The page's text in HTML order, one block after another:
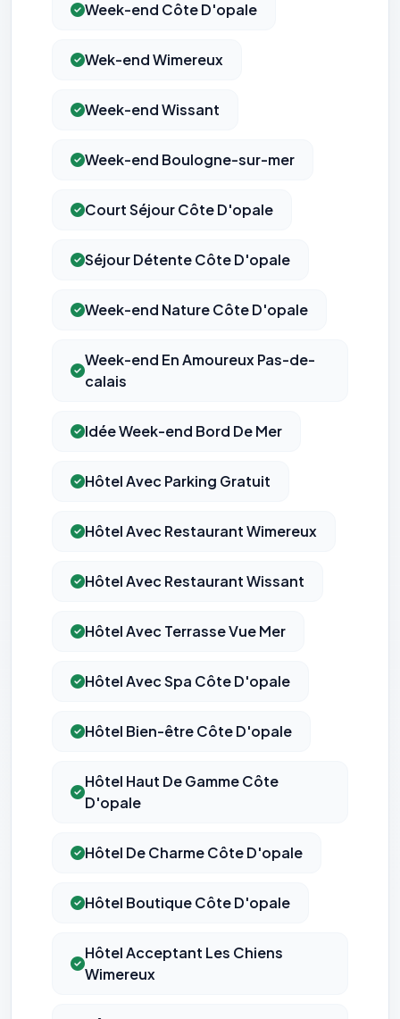
Week-end Côte D'opale
Wek-end Wimereux
Week-end Wissant
Week-end Boulogne-sur-mer
Court Séjour Côte D'opale
Séjour Détente Côte D'opale
Week-end Nature Côte D'opale
Week-end En Amoureux Pas-de-
calais
Idée Week-end Bord De Mer
Hôtel Avec Parking Gratuit
Hôtel Avec Restaurant Wimereux
Hôtel Avec Restaurant Wissant
Hôtel Avec Terrasse Vue Mer
Hôtel Avec Spa Côte D'opale
Hôtel Bien-être Côte D'opale
Hôtel Haut De Gamme Côte
D'opale
Hôtel De Charme Côte D'opale
Hôtel Boutique Côte D'opale
Hôtel Acceptant Les Chiens
Wimereux
Cookies essentiels TOUJOURS ACTIF
Nous aident à comprendre comment vous utilisez le site
(pages visitées, durée de visite) pour l'améliorer. Données